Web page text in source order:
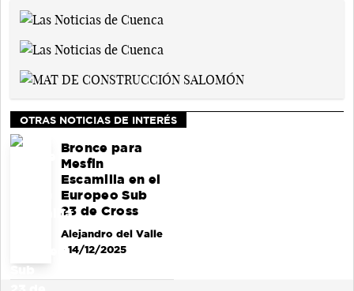
OTRAS NOTICIAS DE INTERÉS
Bronce para
Mesfin
Escamilla en el
Europeo Sub
23 de Cross
Alejandro del Valle
- 14/12/2025